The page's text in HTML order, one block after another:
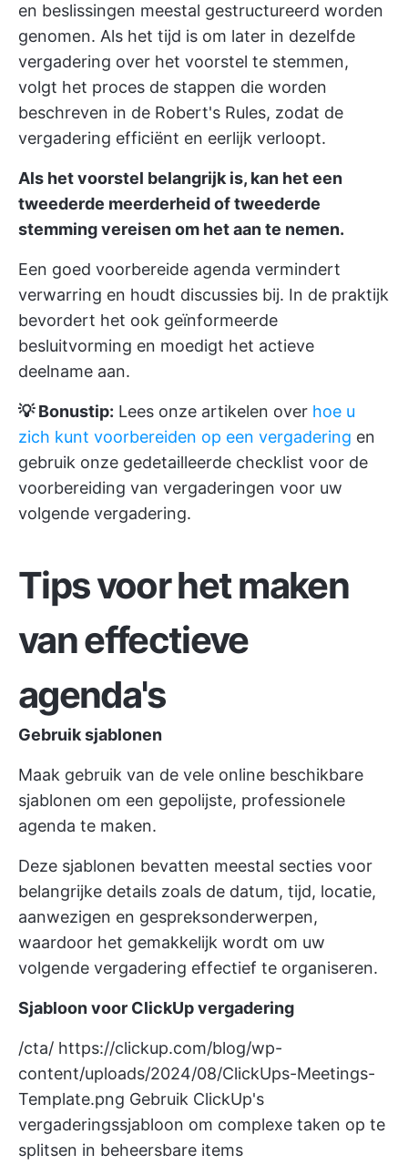
en beslissingen meestal gestructureerd worden
genomen. Als het tijd is om later in dezelfde
vergadering over het voorstel te stemmen,
volgt het proces de stappen die worden
beschreven in de Robert's Rules, zodat de
vergadering efficiënt en eerlijk verloopt.
Als het voorstel belangrijk is, kan het een
tweederde meerderheid of tweederde
stemming vereisen om het aan te nemen.
Een goed voorbereide agenda vermindert
verwarring en houdt discussies bij. In de praktijk
bevordert het ook geïnformeerde
besluitvorming en moedigt het actieve
deelname aan.
💡 Bonustip: Lees onze artikelen over hoe u
zich kunt voorbereiden op een vergadering en
gebruik onze gedetailleerde checklist voor de
voorbereiding van vergaderingen voor uw
volgende vergadering.
Tips voor het maken
van effectieve
agenda's
Gebruik sjablonen
Maak gebruik van de vele online beschikbare
sjablonen om een gepolijste, professionele
agenda te maken.
Deze sjablonen bevatten meestal secties voor
belangrijke details zoals de datum, tijd, locatie,
aanwezigen en gespreksonderwerpen,
waardoor het gemakkelijk wordt om uw
volgende vergadering effectief te organiseren.
Sjabloon voor ClickUp vergadering
/cta/ https://clickup.com/blog/wp-
content/uploads/2024/08/ClickUps-Meetings-
Template.png Gebruik ClickUp's
vergaderingssjabloon om complexe taken op te
splitsen in beheersbare items